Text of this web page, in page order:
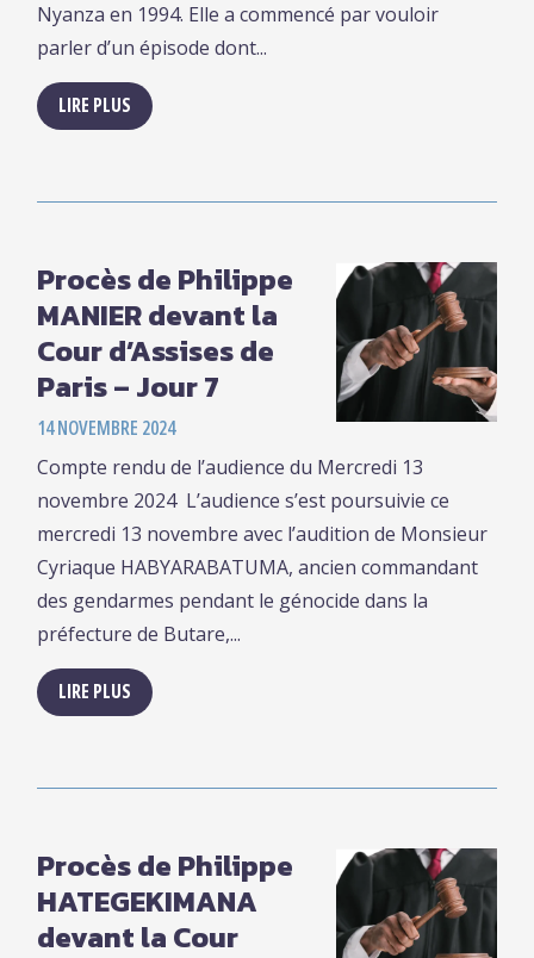
Nyanza en 1994. Elle a commencé par vouloir
parler d’un épisode dont...
LIRE PLUS
Procès de Philippe
MANIER devant la
Cour d’Assises de
Paris – Jour 7
14 NOVEMBRE 2024
Compte rendu de l’audience du Mercredi 13
novembre 2024 L’audience s’est poursuivie ce
mercredi 13 novembre avec l’audition de Monsieur
Cyriaque HABYARABATUMA, ancien commandant
des gendarmes pendant le génocide dans la
préfecture de Butare,...
LIRE PLUS
Procès de Philippe
HATEGEKIMANA
devant la Cour